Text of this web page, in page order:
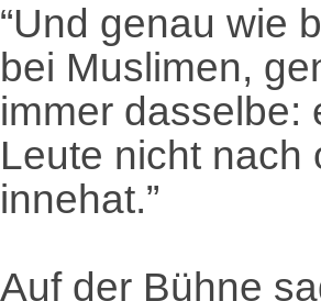
“Und genau wie
bei Muslimen,
immer dasselbe:
Leute nicht nach
innehat.”
Auf der Bühne